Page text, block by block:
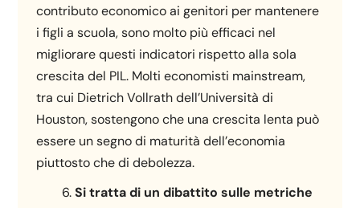
contributo economico ai genitori per mantenere
i figli a scuola, sono molto più efficaci nel
migliorare questi indicatori rispetto alla sola
crescita del PIL. Molti economisti mainstream,
tra cui Dietrich Vollrath dell’Università di
Houston, sostengono che una crescita lenta può
essere un segno di maturità dell’economia
piuttosto che di debolezza.
Si tratta di un dibattito sulle metriche